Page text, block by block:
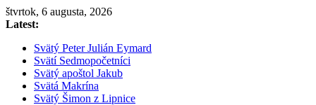
Skip
to
štvrtok, 6 augusta, 2026
Latest:
Svätý Peter Julián Eymard
Svätí Sedmopočetníci
Svätý apoštol Jakub
Svätá Makrína
Svätý Šimon z Lipnice